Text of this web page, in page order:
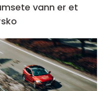
vann er et